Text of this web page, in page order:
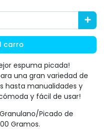
carro
espuma picada!
una gran variedad de
hasta manualidades y
y fácil de usar!
Picado de
Gramos.